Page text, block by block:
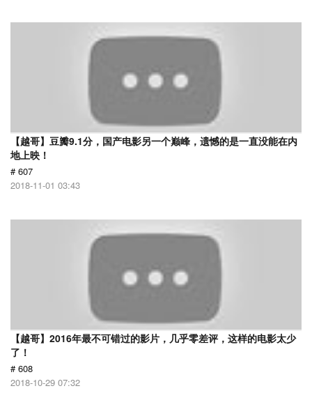
【越哥】豆瓣9.1分，国产电影另一个巅峰，遗憾的是一直没能在内
地上映！
# 607
2018-11-01 03:43
【越哥】2016年最不可错过的影片，几乎零差评，这样的电影太少
了！
# 608
2018-10-29 07:32